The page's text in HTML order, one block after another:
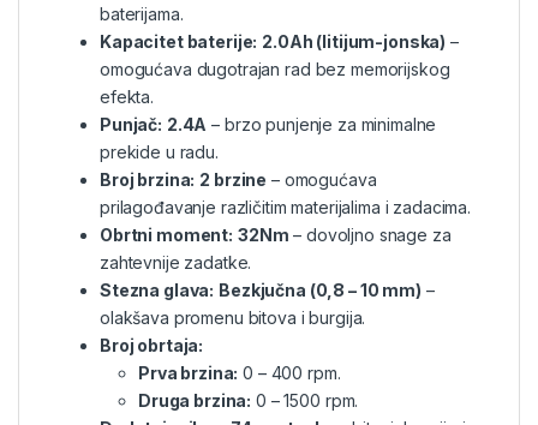
baterijama.
Kapacitet baterije: 2.0Ah (litijum-jonska) –
omogućava dugotrajan rad bez memorijskog
efekta.
Punjač: 2.4A – brzo punjenje za minimalne
prekide u radu.
Broj brzina: 2 brzine – omogućava
prilagođavanje različitim materijalima i zadacima.
Obrtni moment: 32Nm – dovoljno snage za
zahtevnije zadatke.
Stezna glava: Bezkjučna (0,8 – 10 mm) –
olakšava promenu bitova i burgija.
Broj obrtaja:
Prva brzina: 0 – 400 rpm.
Druga brzina: 0 – 1500 rpm.